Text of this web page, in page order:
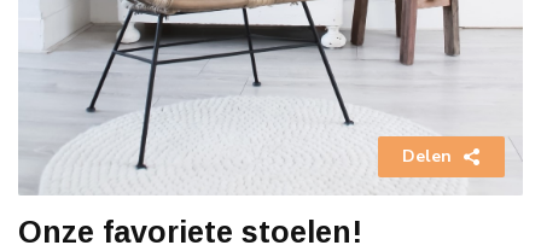
Delen
Onze favoriete stoelen!